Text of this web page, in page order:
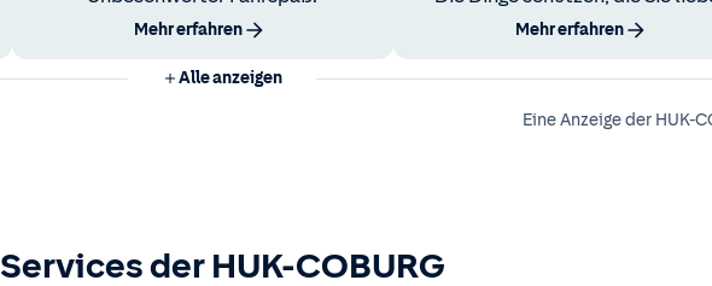
Mehr erfahren Mehr erfahren
Alle anzeigen
Eine Anzeige der HUK-
Services der HUK-COBURG